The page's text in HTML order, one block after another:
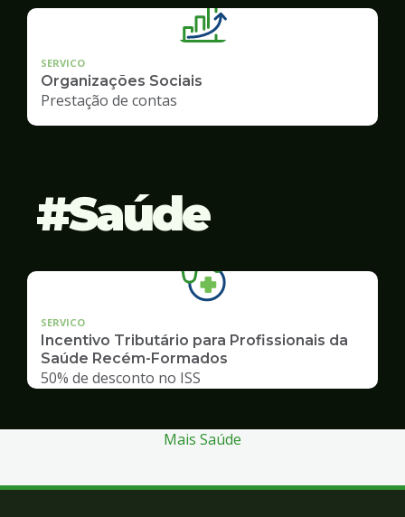
SERVICO
Organizações Sociais
Prestação de contas
Saúde
SERVICO
Incentivo Tributário para Profissionais da
Saúde Recém-Formados
50% de desconto no ISS
Mais Saúde